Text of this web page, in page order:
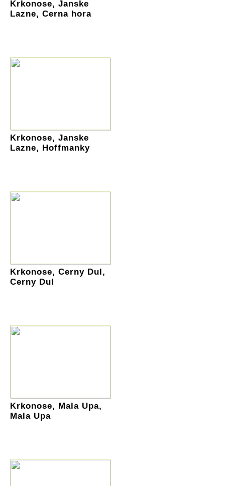
Krkonose, Janske
Lazne, Cerna hora
Krkonose, Janske
Lazne, Hoffmanky
Krkonose, Cerny Dul,
Cerny Dul
Krkonose, Mala Upa,
Mala Upa